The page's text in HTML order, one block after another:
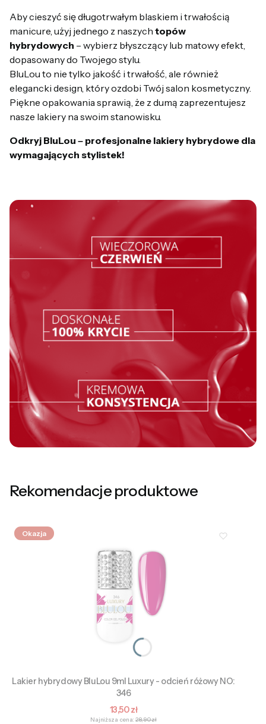
Aby cieszyć się długotrwałym blaskiem i trwałością
manicure, użyj jednego z naszych topów
hybrydowych – wybierz błyszczący lub matowy efekt,
dopasowany do Twojego stylu.
BluLou to nie tylko jakość i trwałość, ale również
elegancki design, który ozdobi Twój salon kosmetyczny.
Piękne opakowania sprawią, że z dumą zaprezentujesz
nasze lakiery na swoim stanowisku.
Odkryj BluLou – profesjonalne lakiery hybrydowe dla
wymagających stylistek!
Rekomendacje produktowe
Okazja
Lakier hybrydowy BluLou 9ml Luxury - odcień różowy NO:
346
Cena promocyjna
13,50 zł
Najniższa cena: 28,90 zł